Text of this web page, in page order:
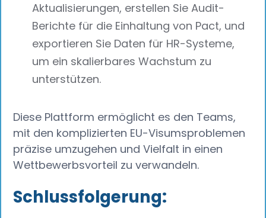
Aktualisierungen, erstellen Sie Audit-
Berichte für die Einhaltung von Pact, und
exportieren Sie Daten für HR-Systeme,
um ein skalierbares Wachstum zu
unterstützen.
Diese Plattform ermöglicht es den Teams,
mit den komplizierten EU-Visumsproblemen
präzise umzugehen und Vielfalt in einen
Wettbewerbsvorteil zu verwandeln.
Schlussfolgerung: